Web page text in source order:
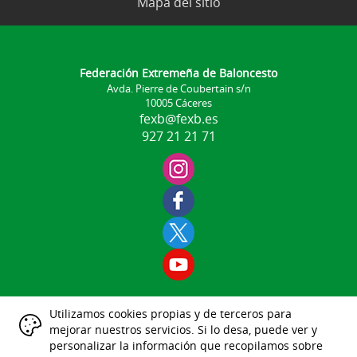
Federación Extremeña de Baloncesto
Avda. Pierre de Coubertain s/n
10005 Cáceres
fexb@fexb.es
927 21 21 71
Aviso Legal
|
Datos Identificativos
||||
Utilizamos cookies propias y de terceros para
mejorar nuestros servicios. Si lo desa, puede ver y
personalizar la información que recopilamos sobre